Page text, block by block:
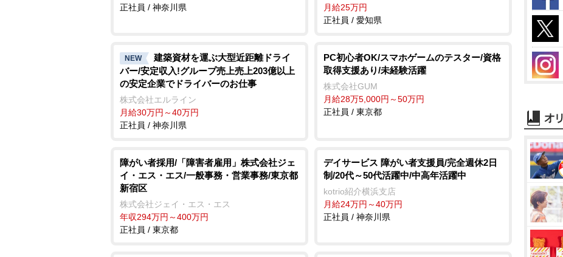
正社員 / 神奈川県
月給25万円
正社員 / 愛知県
NEW
建築資材を運ぶ大型近距離ドライ
バー/安定収入!グループ売上売上203億以上
の安定企業でドライバーのお仕事
株式会社エルライン
月給30万円～40万円
正社員 / 神奈川県
PC初心者OK/スマホゲームのテスター/資格
取得支援あり/未経験活躍
株式会社GUM
月給28万5,000円～50万円
正社員 / 東京都
障がい者採用/「障害者雇用」株式会社ジェ
イ・エス・エス/一般事務・営業事務/東京都
新宿区
株式会社ジェイ・エス・エス
年収294万円～400万円
正社員 / 東京都
デイサービス 障がい者支援員/完全週休2日
制/20代～50代活躍中/中高年活躍中
kotrio紹介横浜支店
月給24万円～40万円
正社員 / 神奈川県